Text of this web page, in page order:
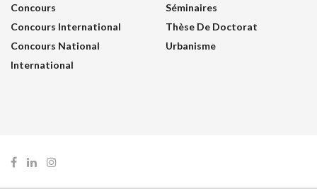
Concours
Concours International
Concours National
International
Séminaires
Thèse De Doctorat
Urbanisme